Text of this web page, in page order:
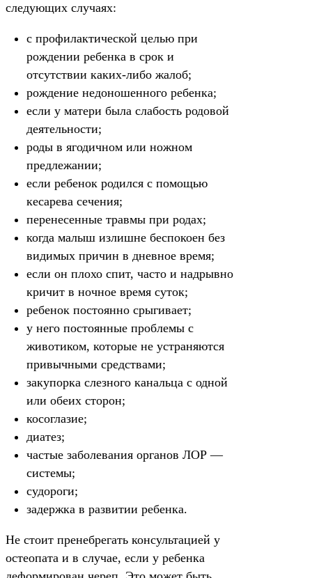
следующих случаях:
с профилактической целью при
рождении ребенка в срок и
отсутствии каких-либо жалоб;
рождение недоношенного ребенка;
если у матери была слабость родовой
деятельности;
роды в ягодичном или ножном
предлежании;
если ребенок родился с помощью
кесарева сечения;
перенесенные травмы при родах;
когда малыш излишне беспокоен без
видимых причин в дневное время;
если он плохо спит, часто и надрывно
кричит в ночное время суток;
ребенок постоянно срыгивает;
у него постоянные проблемы с
животиком, которые не устраняются
привычными средствами;
закупорка слезного канальца с одной
или обеих сторон;
косоглазие;
диатез;
частые заболевания органов ЛОР —
системы;
судороги;
задержка в развитии ребенка.
Не стоит пренебрегать консультацией у
остеопата и в случае, если у ребенка